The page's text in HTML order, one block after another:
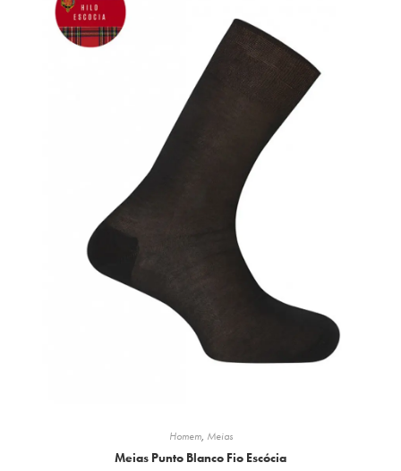
Homem, Meias
Meias Punto Blanco Fio Escócia